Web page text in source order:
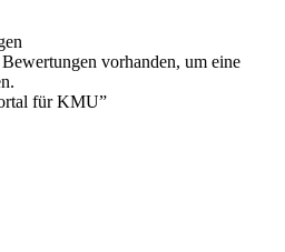
Bewertungen vorhanden, um eine
für KMU”